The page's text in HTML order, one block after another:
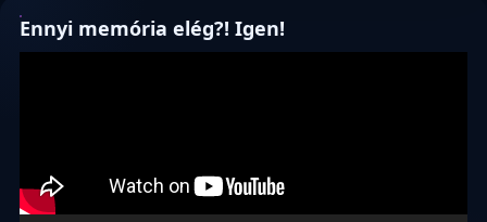
Ennyi memória elég?! Igen!